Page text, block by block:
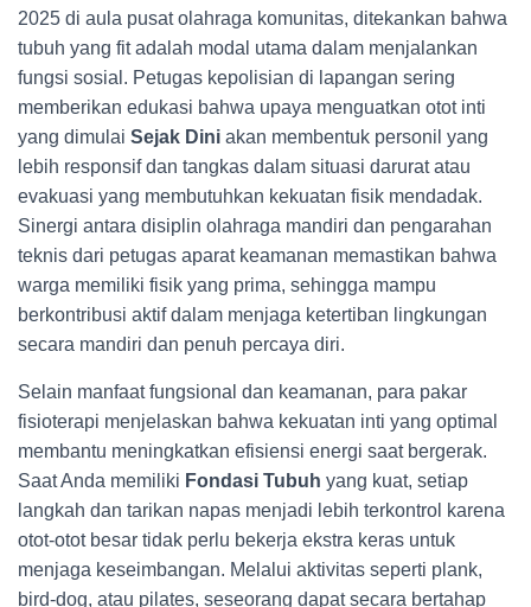
2025 di aula pusat olahraga komunitas, ditekankan bahwa
tubuh yang fit adalah modal utama dalam menjalankan
fungsi sosial. Petugas kepolisian di lapangan sering
memberikan edukasi bahwa upaya menguatkan otot inti
yang dimulai Sejak Dini akan membentuk personil yang
lebih responsif dan tangkas dalam situasi darurat atau
evakuasi yang membutuhkan kekuatan fisik mendadak.
Sinergi antara disiplin olahraga mandiri dan pengarahan
teknis dari petugas aparat keamanan memastikan bahwa
warga memiliki fisik yang prima, sehingga mampu
berkontribusi aktif dalam menjaga ketertiban lingkungan
secara mandiri dan penuh percaya diri.
Selain manfaat fungsional dan keamanan, para pakar
fisioterapi menjelaskan bahwa kekuatan inti yang optimal
membantu meningkatkan efisiensi energi saat bergerak.
Saat Anda memiliki Fondasi Tubuh yang kuat, setiap
langkah dan tarikan napas menjadi lebih terkontrol karena
otot-otot besar tidak perlu bekerja ekstra keras untuk
menjaga keseimbangan. Melalui aktivitas seperti plank,
bird-dog, atau pilates, seseorang dapat secara bertahap